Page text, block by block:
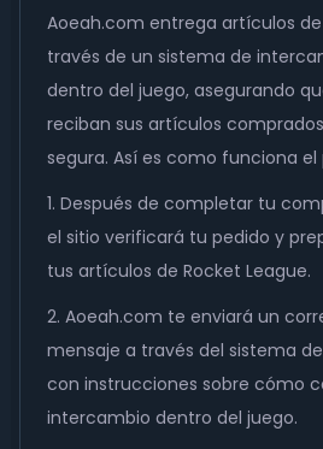
Aoeah.com entrega artículos
través de un sistema de
dentro del juego, asegurando
reciban sus artículos
segura. Así es como funciona
1. Después de completar tu
el sitio verificará tu pedido y
tus artículos de Rocket League.
2. Aoeah.com te enviará un
mensaje a través del sistema
con instrucciones sobre cómo
intercambio dentro del juego.